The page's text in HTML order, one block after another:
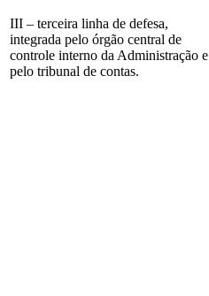
III – terceira linha de defesa,
integrada pelo órgão central de
controle interno da Administração e
pelo tribunal de contas.